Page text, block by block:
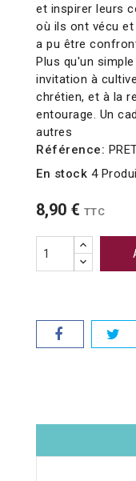
et inspirer leurs
où ils ont vécu et
a pu être
Plus qu'un
invitation à
chrétien, et à la
entourage. Un
autres
Référence:
En stock 4
8,90 € TTC